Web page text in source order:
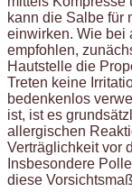
kann die Salbe für
einwirken. Wie bei
empfohlen,
Hautstelle die
Treten keine
bedenkenlos
ist, ist es
allergischen
Verträglichkeit vor
Insbesondere
diese